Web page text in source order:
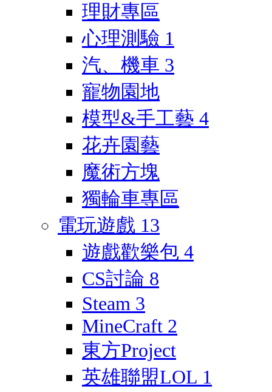
理財專區
心理測驗 1
汽、機車 3
寵物園地
模型&手工藝 4
花卉園藝
魔術方塊
獨輪車專區
電玩遊戲 13
遊戲歡樂包 4
CS討論 8
Steam 3
MineCraft 2
東方Project
英雄聯盟LOL 1